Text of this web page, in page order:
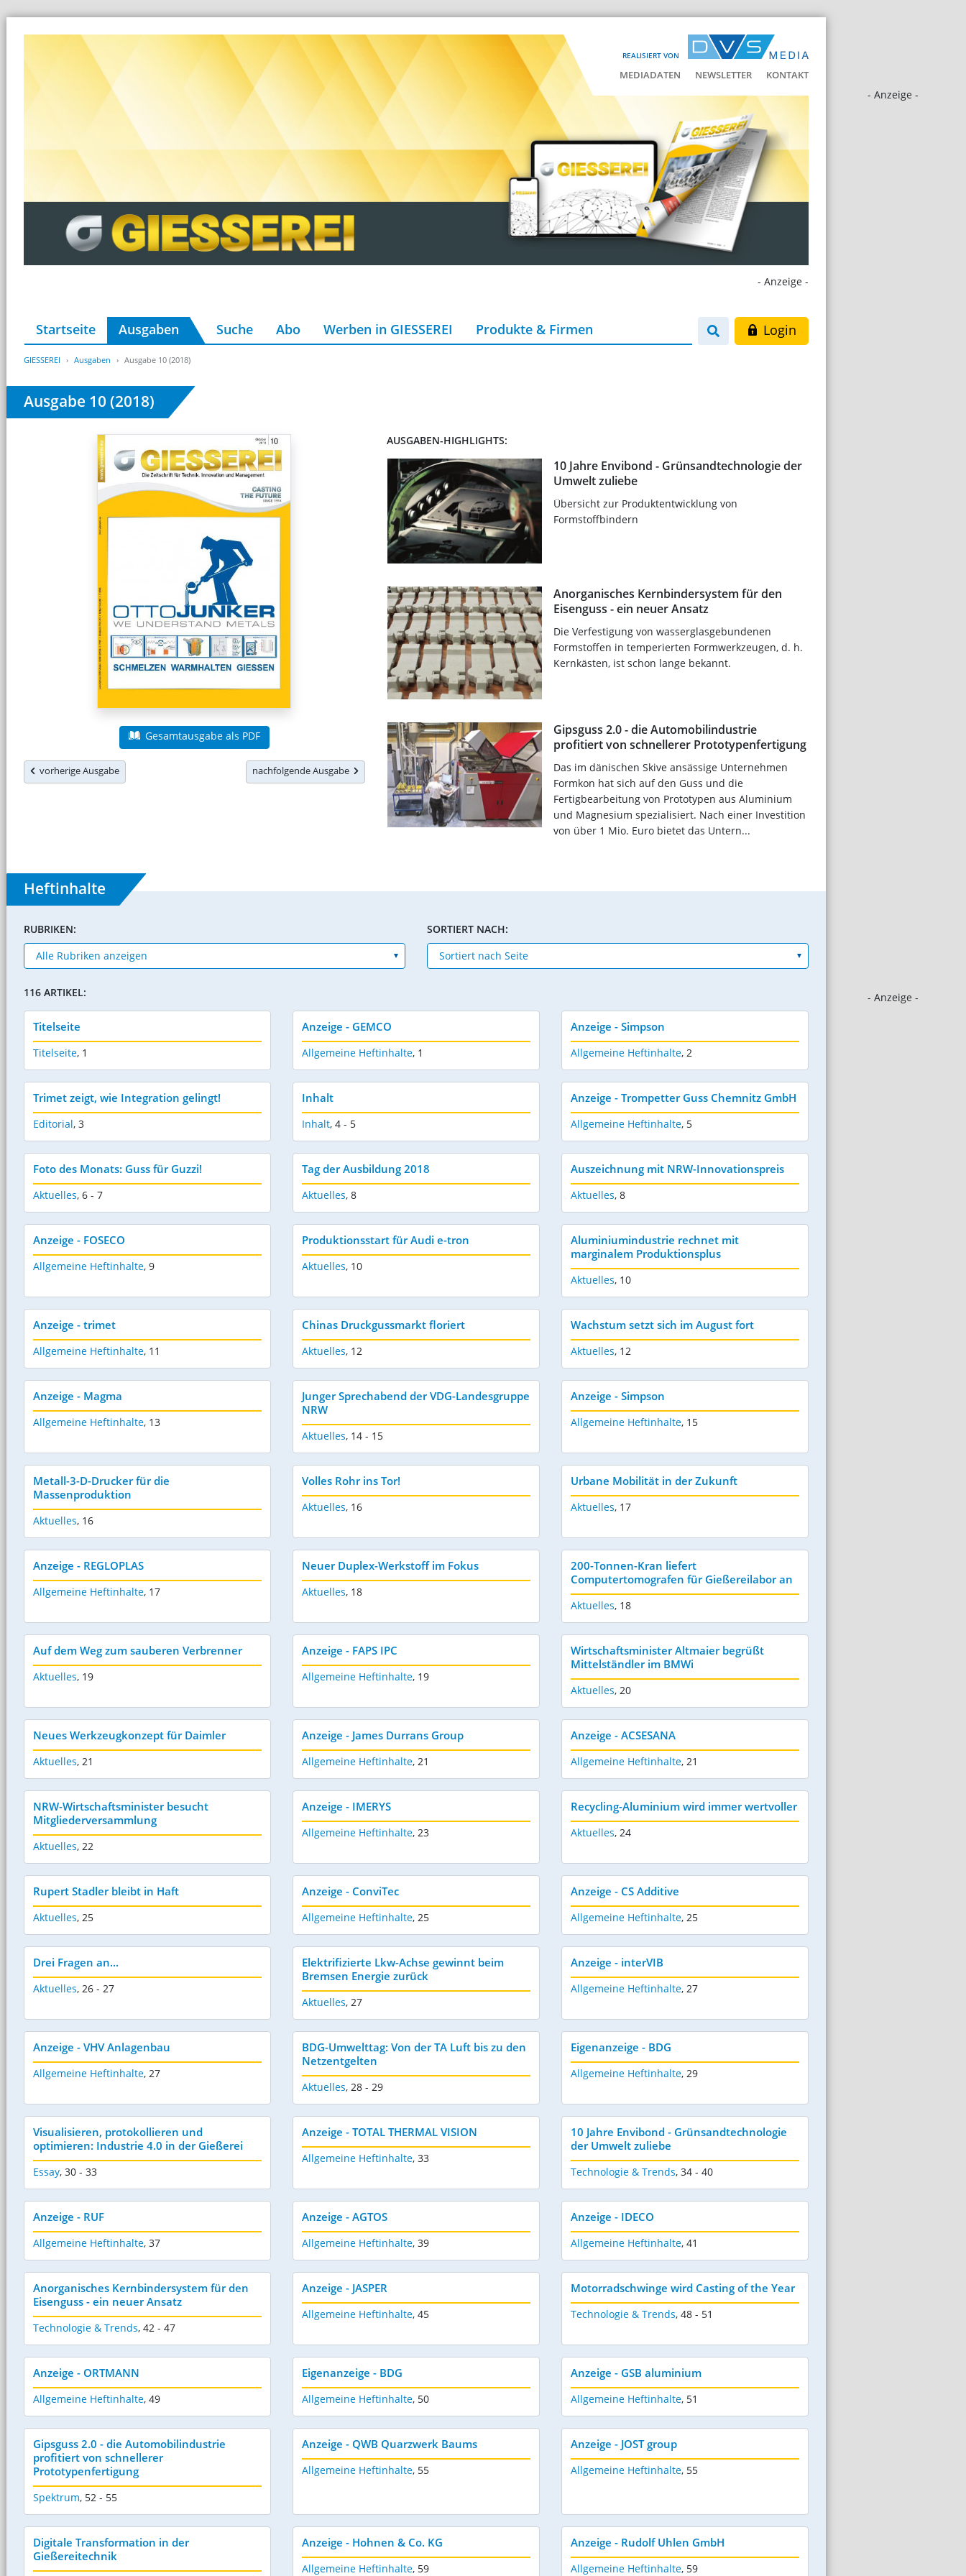
REALISIERT VON
MEDIADATEN NEWSLETTER KONTAKT
- Anzeige -
- Anzeige -
- Anzeige -
Startseite Ausgaben Suche Abo Werben in GIESSEREI Produkte & Firmen Login
GIESSEREI Ausgaben Ausgabe 10 (2018)
Ausgabe 10 (2018)
Gesamtausgabe als PDF
vorherige Ausgabe nachfolgende Ausgabe
AUSGABEN-HIGHLIGHTS:
10 Jahre Envibond - Grünsandtechnologie der
Umwelt zuliebe
Übersicht zur Produktentwicklung von
Formstoffbindern
Anorganisches Kernbindersystem für den
Eisenguss - ein neuer Ansatz
Die Verfestigung von wasserglasgebundenen
Formstoffen in temperierten Formwerkzeugen, d. h.
Kernkästen, ist schon lange bekannt.
Gipsguss 2.0 - die Automobilindustrie
profitiert von schnellerer Prototypenfertigung
Das im dänischen Skive ansässige Unternehmen
Formkon hat sich auf den Guss und die
Fertigbearbeitung von Prototypen aus Aluminium
und Magnesium spezialisiert. Nach einer Investition
von über 1 Mio. Euro bietet das Untern...
Heftinhalte
RUBRIKEN: SORTIERT NACH:
116 ARTIKEL:
Titelseite
Titelseite, 1
Anzeige - GEMCO
Allgemeine Heftinhalte, 1
Anzeige - Simpson
Allgemeine Heftinhalte, 2
Trimet zeigt, wie Integration gelingt!
Editorial, 3
Inhalt
Inhalt, 4 - 5
Anzeige - Trompetter Guss Chemnitz GmbH
Allgemeine Heftinhalte, 5
Foto des Monats: Guss für Guzzi!
Aktuelles, 6 - 7
Tag der Ausbildung 2018
Aktuelles, 8
Auszeichnung mit NRW-Innovationspreis
Aktuelles, 8
Anzeige - FOSECO
Allgemeine Heftinhalte, 9
Produktionsstart für Audi e-tron
Aktuelles, 10
Aluminiumindustrie rechnet mit
marginalem Produktionsplus
Aktuelles, 10
Anzeige - trimet
Allgemeine Heftinhalte, 11
Chinas Druckgussmarkt floriert
Aktuelles, 12
Wachstum setzt sich im August fort
Aktuelles, 12
Anzeige - Magma
Allgemeine Heftinhalte, 13
Junger Sprechabend der VDG-Landesgruppe
NRW
Aktuelles, 14 - 15
Anzeige - Simpson
Allgemeine Heftinhalte, 15
Metall-3-D-Drucker für die
Massenproduktion
Aktuelles, 16
Volles Rohr ins Tor!
Aktuelles, 16
Urbane Mobilität in der Zukunft
Aktuelles, 17
Anzeige - REGLOPLAS
Allgemeine Heftinhalte, 17
Neuer Duplex-Werkstoff im Fokus
Aktuelles, 18
200-Tonnen-Kran liefert
Computertomografen für Gießereilabor an
Aktuelles, 18
Auf dem Weg zum sauberen Verbrenner
Aktuelles, 19
Anzeige - FAPS IPC
Allgemeine Heftinhalte, 19
Wirtschaftsminister Altmaier begrüßt
Mittelständler im BMWi
Aktuelles, 20
Neues Werkzeugkonzept für Daimler
Aktuelles, 21
Anzeige - James Durrans Group
Allgemeine Heftinhalte, 21
Anzeige - ACSESANA
Allgemeine Heftinhalte, 21
NRW-Wirtschaftsminister besucht
Mitgliederversammlung
Aktuelles, 22
Anzeige - IMERYS
Allgemeine Heftinhalte, 23
Recycling-Aluminium wird immer wertvoller
Aktuelles, 24
Rupert Stadler bleibt in Haft
Aktuelles, 25
Anzeige - ConviTec
Allgemeine Heftinhalte, 25
Anzeige - CS Additive
Allgemeine Heftinhalte, 25
Drei Fragen an...
Aktuelles, 26 - 27
Elektrifizierte Lkw-Achse gewinnt beim
Bremsen Energie zurück
Aktuelles, 27
Anzeige - interVIB
Allgemeine Heftinhalte, 27
Anzeige - VHV Anlagenbau
Allgemeine Heftinhalte, 27
BDG-Umwelttag: Von der TA Luft bis zu den
Netzentgelten
Aktuelles, 28 - 29
Eigenanzeige - BDG
Allgemeine Heftinhalte, 29
Visualisieren, protokollieren und
optimieren: Industrie 4.0 in der Gießerei
Essay, 30 - 33
Anzeige - TOTAL THERMAL VISION
Allgemeine Heftinhalte, 33
10 Jahre Envibond - Grünsandtechnologie
der Umwelt zuliebe
Technologie & Trends, 34 - 40
Anzeige - RUF
Allgemeine Heftinhalte, 37
Anzeige - AGTOS
Allgemeine Heftinhalte, 39
Anzeige - IDECO
Allgemeine Heftinhalte, 41
Anorganisches Kernbindersystem für den
Eisenguss - ein neuer Ansatz
Technologie & Trends, 42 - 47
Anzeige - JASPER
Allgemeine Heftinhalte, 45
Motorradschwinge wird Casting of the Year
Technologie & Trends, 48 - 51
Anzeige - ORTMANN
Allgemeine Heftinhalte, 49
Eigenanzeige - BDG
Allgemeine Heftinhalte, 50
Anzeige - GSB aluminium
Allgemeine Heftinhalte, 51
Gipsguss 2.0 - die Automobilindustrie
profitiert von schnellerer
Prototypenfertigung
Spektrum, 52 - 55
Anzeige - QWB Quarzwerk Baums
Allgemeine Heftinhalte, 55
Anzeige - JOST group
Allgemeine Heftinhalte, 55
Digitale Transformation in der
Gießereitechnik
Anzeige - Hohnen & Co. KG
Allgemeine Heftinhalte, 59
Anzeige - Rudolf Uhlen GmbH
Allgemeine Heftinhalte, 59